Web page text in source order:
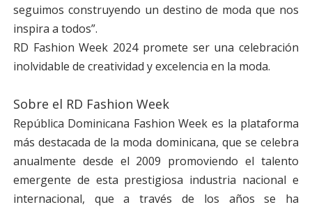
seguimos construyendo un destino de moda que nos
inspira a todos”.
RD Fashion Week 2024 promete ser una celebración
inolvidable de creatividad y excelencia en la moda.
Sobre el RD Fashion Week
República Dominicana Fashion Week es la plataforma
más destacada de la moda dominicana, que se celebra
anualmente desde el 2009 promoviendo el talento
emergente de esta prestigiosa industria nacional e
internacional, que a través de los años se ha